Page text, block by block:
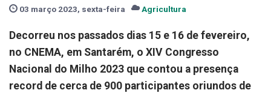
03 março 2023, sexta-feira Agricultura
Decorreu nos passados dias 15 e 16 de fevereiro,
no CNEMA, em Santarém, o XIV Congresso
Nacional do Milho 2023 que contou a presença
record de cerca de 900 participantes oriundos de